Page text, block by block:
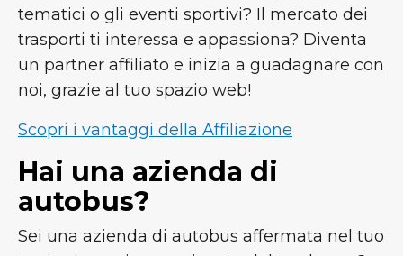
tematici o gli eventi sportivi? Il mercato dei
trasporti ti interessa e appassiona? Diventa
un partner affiliato e inizia a guadagnare con
noi, grazie al tuo spazio web!
Scopri i vantaggi della Affiliazione
Hai una azienda di
autobus?
Sei una azienda di autobus affermata nel tuo